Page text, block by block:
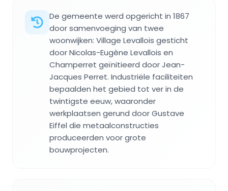
De gemeente werd opgericht in 1867
door samenvoeging van twee
woonwijken: Village Levallois gesticht
door Nicolas-Eugène Levallois en
Champerret geïnitieerd door Jean-
Jacques Perret. Industriële faciliteiten
bepaalden het gebied tot ver in de
twintigste eeuw, waaronder
werkplaatsen gerund door Gustave
Eiffel die metaalconstructies
produceerden voor grote
bouwprojecten.